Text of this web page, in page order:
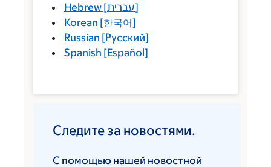
Hebrew [עברית]
Korean [한국어]
Russian [Русский]
Spanish [Español]
Следите за новостями.
С помощью нашей новостной